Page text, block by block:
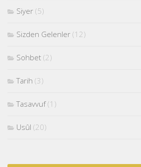
Siyer (5)
Sizden Gelenler (12)
Sohbet (2)
Tarih (3)
Tasavvuf(1)
Usûl (20)